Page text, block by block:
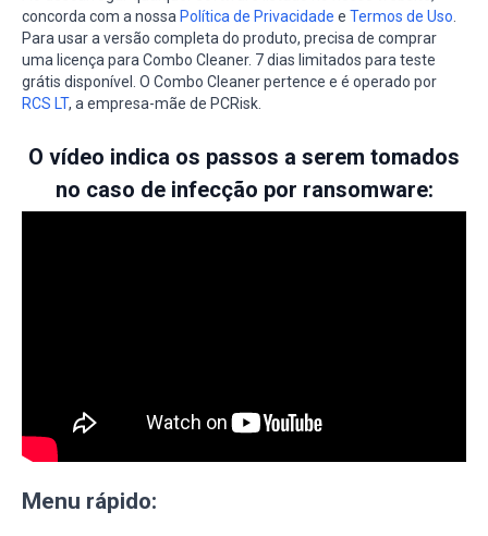
concorda com a nossa Política de Privacidade e Termos de Uso.
Para usar a versão completa do produto, precisa de comprar
uma licença para Combo Cleaner. 7 dias limitados para teste
grátis disponível. O Combo Cleaner pertence e é operado por
RCS LT, a empresa-mãe de PCRisk.
O vídeo indica os passos a serem tomados
no caso de infecção por ransomware:
Menu rápido: